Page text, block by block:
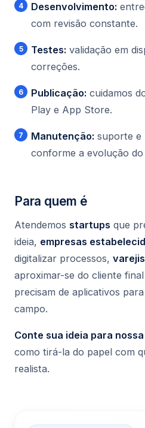
Desenvolvimento:
com revisão constante.
Testes: validação em
correções.
Publicação: cuidamos
Play e App Store.
Manutenção: suporte e
conforme a evolução
Para quem é
Atendemos startups que
ideia, empresas
digitalizar processos,
aproximar-se do cliente final
precisam de aplicativos
campo.
Conte sua ideia para
como tirá-la do papel com
realista.